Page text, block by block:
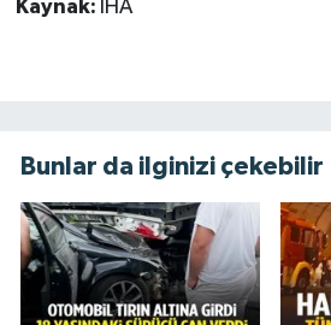
Kaynak: İHA
Bunlar da ilginizi çekebilir